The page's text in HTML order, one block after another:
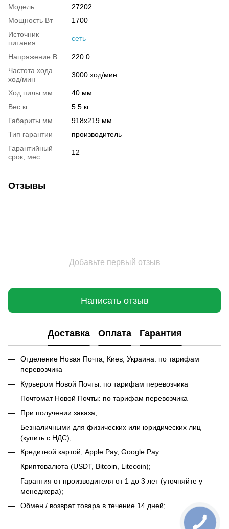
Модель
27202
Мощность Вт
1700
Источник
питания
сеть
Напряжение В
220.0
Частота хода
ход/мин
3000 ход/мин
Ход пилы мм
40 мм
Вес кг
5.5 кг
Габариты мм
918х219 мм
Тип гарантии
производитель
Гарантийный
срок, мес.
12
Отзывы
Добавьте первый отзыв
Написать отзыв
Доставка Оплата Гарантия
Отделение Новая Почта, Киев, Украина: по тарифам
перевозчика
Курьером Новой Почты: по тарифам перевозчика
Почтомат Новой Почты: по тарифам перевозчика
При получении заказа;
Безналичными для физических или юридических лиц
(купить с НДС);
Кредитной картой, Apple Pay, Google Pay
Криптовалюта (USDT, Bitcoin, Litecoin);
Гарантия от производителя от 1 до 3 лет (уточняйте у
менеджера);
Обмен / возврат товара в течение 14 дней;